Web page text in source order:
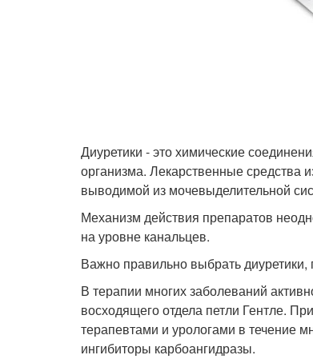
Диуретики - это химические
организма. Лекарственные средства
выводимой из мочевыделительной
Механизм действия препаратов
на уровне канальцев.
Важно правильно выбрать диуретики,
В терапии многих заболеваний
восходящего отдела петли Гентле.
терапевтами и урологами в течение
ингибиторы карбоангидразы.